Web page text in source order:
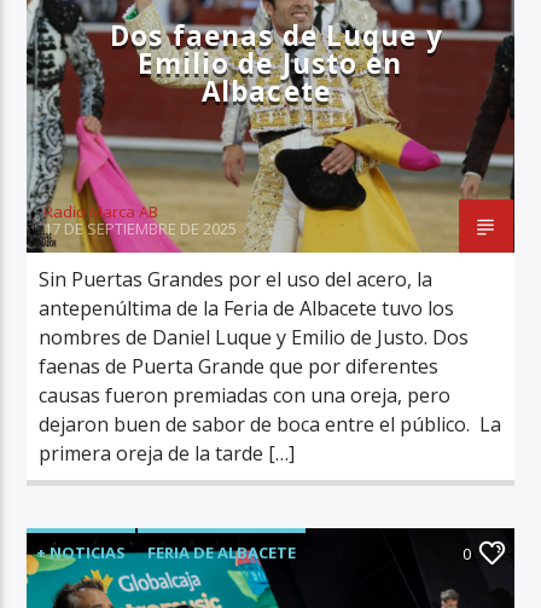
Dos faenas de Luque y
Emilio de Justo en
Albacete
Radio Marca AB
17 DE SEPTIEMBRE DE 2025
Sin Puertas Grandes por el uso del acero, la
antepenúltima de la Feria de Albacete tuvo los
nombres de Daniel Luque y Emilio de Justo. Dos
faenas de Puerta Grande que por diferentes
causas fueron premiadas con una oreja, pero
dejaron buen de sabor de boca entre el público. La
primera oreja de la tarde […]
+ NOTICIAS
FERIA DE ALBACETE
ÚLTIMA HORA
0